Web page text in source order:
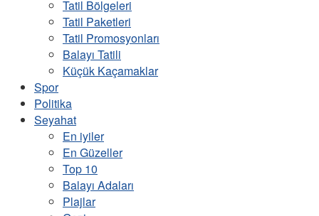
Tatil Bölgeleri
Tatil Paketleri
Tatil Promosyonları
Balayı Tatili
Küçük Kaçamaklar
Spor
Politika
Seyahat
En iyiler
En Güzeller
Top 10
Balayı Adaları
Plajlar